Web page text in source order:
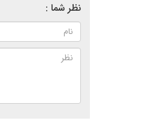
نظر شما :